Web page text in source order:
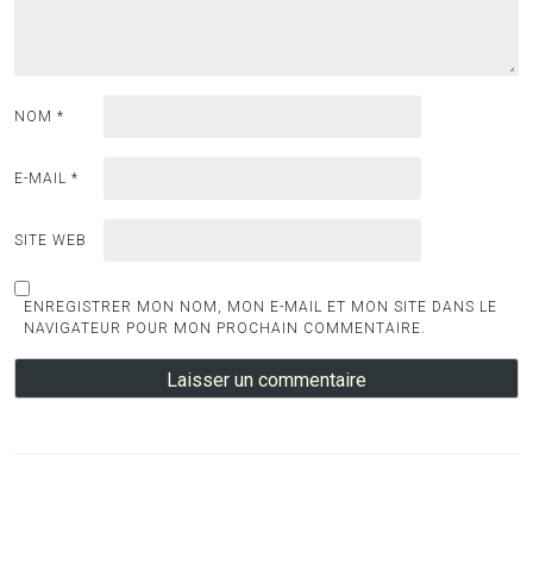
NOM *
E-MAIL *
SITE WEB
ENREGISTRER MON NOM, MON E-MAIL ET MON SITE DANS LE
NAVIGATEUR POUR MON PROCHAIN COMMENTAIRE.